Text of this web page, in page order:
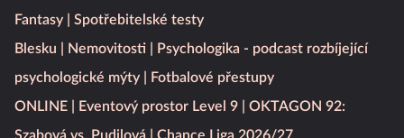
Další témata z našich webů
Moje Psychologie Blesk Tlapky Hráči na Blesku
Fantasy
Spotřebitelské testy
Blesku
Nemovitosti
Psychologika - podcast rozbíjející